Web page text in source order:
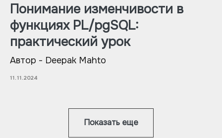
Понимание изменчивости в
функциях PL/pgSQL:
практический урок
Автор - Deepak Mahto
11.11.2024
Показать еще